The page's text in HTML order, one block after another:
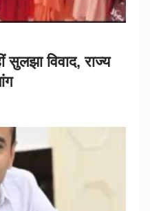
सुलझा विवाद, राज्य